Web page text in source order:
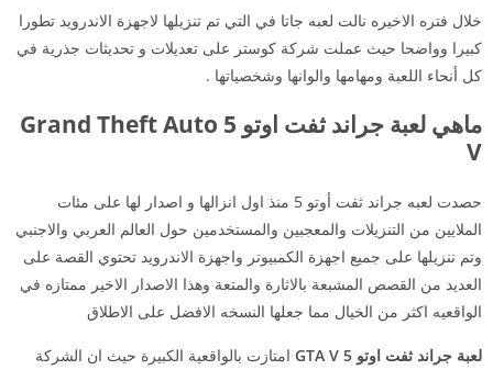
خلال فتره الاخيره نالت لعبه جاتا في التي تم تنزيلها لاجهزة الاندرويد تطورا
كبيرا وواضحا حيث عملت شركة كوستر على تعديلات و تحديثات جذرية في
كل أنحاء اللعبة ومهامها والوانها وشخصياتها .
ماهي لعبة جراند ثفت اوتو 5 Grand Theft Auto
V
حصدت لعبه جراند ثفت أوتو 5 منذ اول انزالها و اصدار لها على مئات
الملايين من التنزيلات والمعجبين والمستخدمين حول العالم العربي والاجنبي
وتم تنزيلها على جميع اجهزة الكمبيوتر واجهزة الاندرويد تحتوي القصة على
العديد من القصص المشبعة بالاثارة والمتعة وهذا الاصدار الاخير ممتازه في
الواقعيه اكثر من الخيال مما جعلها النسخه الافضل على الاطلاق
لعبة جراند ثفت اوتو 5 GTA V
امتازت بالواقعية الكبيرة حيث ان الشركة